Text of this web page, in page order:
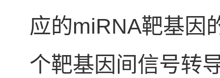
应的miRNA靶基因
个靶基因间信号转